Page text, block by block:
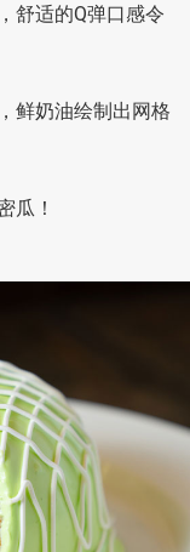
舒适的Q弹口感令
鲜奶油绘制出网格
瓜！